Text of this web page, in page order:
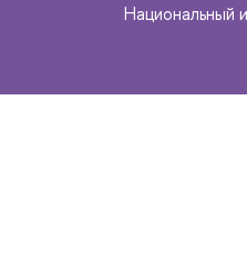
Национальный